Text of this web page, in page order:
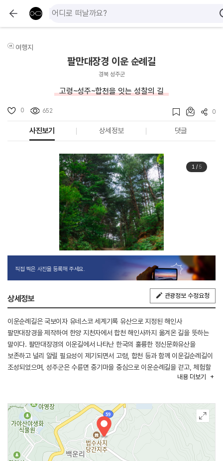
여행지
팔만대장경 이운 순례길
경북 성주군
고령~성주~합천을 잇는 성찰의 길
0 652 0
사진보기 상세정보 댓글
1/ 5
직접 찍은 사진을 등록해 주세요.
상세정보 관광정보 수정요청
이운순례길은 국보이자 유네스코 세계기록 유산으로 지정된 해인사
팔만대장경을 제작하여 한양 지천자에서 합천 해인사까지 옮겨온 길을 뜻하는
말이다. 팔만대장경의 이운길에서 나타난 한국의 훌륭한 정신문화유산을
보존하고 널리 알릴 필요성이 제기되면서 고령, 합천 등과 함께 이운길순례길이
조성되었으며, 성주군은 수륜면 중기마을 중심으로 이운순례길을 걷고, 체험할
수 있다. 성주의 이운순례길은 단순한 산책이나 트레킹이 아니라 힐링이라는
중기마을에서 진행되고 있는 이운순례길 걷기 대회에서는 팔만대장경판을 본떠
만들어 어깨에 메고 중기마을 코스를 트레킹 하는 체험도 진행되고 있다.
내용 더보기